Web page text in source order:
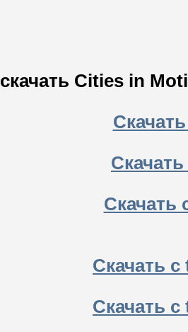
скачать Cities in
Скачать
Скачать
Скачать